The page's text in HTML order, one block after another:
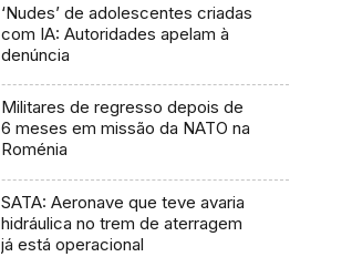
‘Nudes’ de adolescentes criadas
com IA: Autoridades apelam à
denúncia
Militares de regresso depois de
6 meses em missão da NATO na
Roménia
SATA: Aeronave que teve avaria
hidráulica no trem de aterragem
já está operacional